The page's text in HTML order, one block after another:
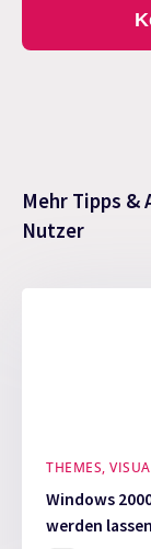
Mehr Tipps &
Nutzer
THEMES,
Windows
werden lassen